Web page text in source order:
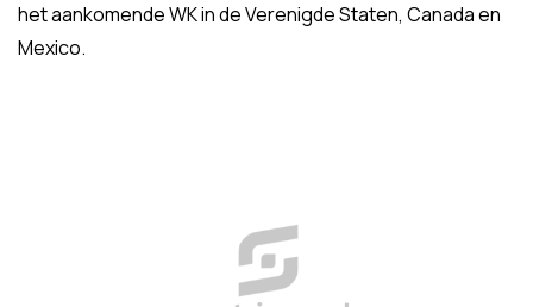
het aankomende WK in de Verenigde Staten, Canada en
Mexico.